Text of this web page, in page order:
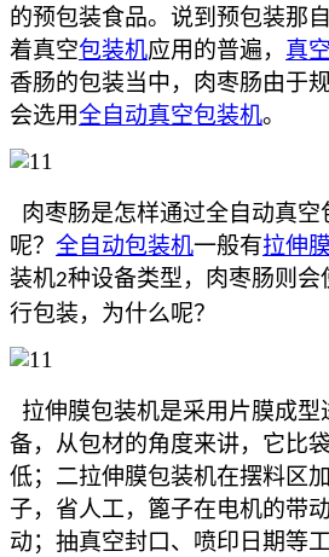
的预包装食品。说到预包装那
着真空包装机应用的普遍， 真
香肠的包装当中，肉枣肠由于
会选用全自动真空包装机。
肉枣肠是怎样通过全自动真
呢？ 全自动包装机一般有拉伸
装机2种设备类型，肉枣肠则会
行包装，为什么呢？
拉伸膜包装机是采用片膜成型
备，从包材的角度来讲，它比
低；二拉伸膜包装机在摆料区
子，省人工，篦子在电机的带
动；抽真空封口、喷印日期等